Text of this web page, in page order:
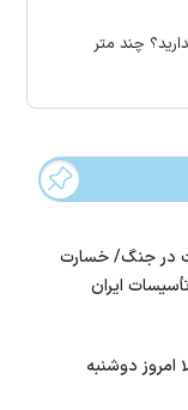
چند متر
نفت در جنگ/ خسارت
ایران
امروز دوشنبه